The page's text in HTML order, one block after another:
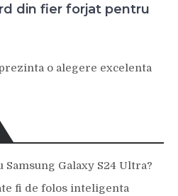
din fier forjat pentru
o alegere excelenta
Samsung Galaxy S24 Ultra?
fi de folos inteligenta